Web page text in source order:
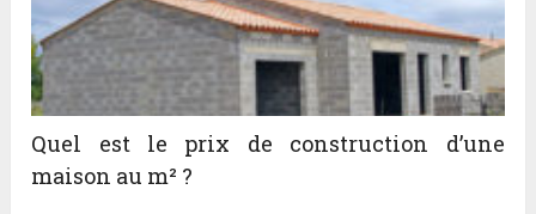
Quel est le prix de construction d’une
maison au m² ?